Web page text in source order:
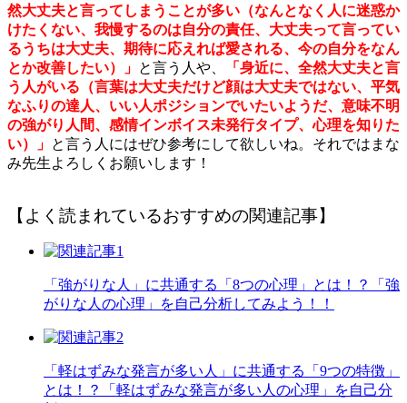
然大丈夫と言ってしまうことが多い（なんとなく人に迷惑か
けたくない、我慢するのは自分の責任、大丈夫って言ってい
るうちは大丈夫、期待に応えれば愛される、今の自分をなん
とか改善したい）」 と言う人や、
「身近に、全然大丈夫と言
う人がいる（言葉は大丈夫だけど顔は大丈夫ではない、平気
なふりの達人、いい人ポジションでいたいようだ、意味不明
の強がり人間、感情インボイス未発行タイプ、心理を知りた
い）」 と言う人にはぜひ参考にして欲しいね。それではまな
み先生よろしくお願いします！
【よく読まれているおすすめの関連記事】
「強がりな人」に共通する「8つの心理」とは！？「強
がりな人の心理」を自己分析してみよう！！
「軽はずみな発言が多い人」に共通する「9つの特徴」
とは！？「軽はずみな発言が多い人の心理」を自己分